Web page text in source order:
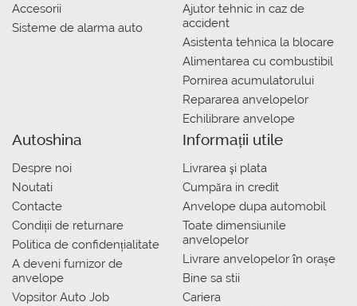
Accesorii
Sisteme de alarma auto
Ajutor tehnic in caz de
accident
Asistenta tehnica la blocare
Alimentarea cu combustibil
Pornirea acumulatorului
Repararea anvelopelor
Echilibrare anvelope
Autoshina
Despre noi
Noutati
Contacte
Condiții de returnare
Politica de confidențialitate
A deveni furnizor de
anvelope
Vopsitor Auto Job
Informații utile
Livrarea şi plata
Сumpăra in credit
Anvelope dupa automobil
Toate dimensiunile
anvelopelor
Livrare anvelopelor în orașe
Bine sa stii
Cariera